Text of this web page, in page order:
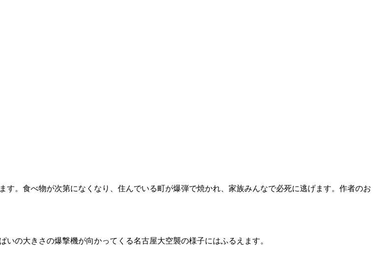
。食べ物が次第になくなり、住んでいる町が爆弾で焼かれ、家族みんなで必死に逃げます。作者のお
の大きさの爆撃機が向かってくる名古屋大空襲の様子にはふるえます。